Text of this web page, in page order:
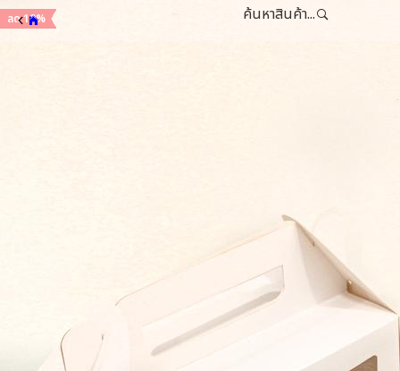
ค้นหาสินค้า...
ลด 15%
ลด 15%
ลด 15%
ลด 15%
ลด 15%
ลด 15%
ลด 15%
ลด 20%
ลด 20%
ลด 30%
ลด 30%
ลด 30%
ลด 30%
ลด 30%
ลด 30%
ลด 25%
ลด 40%
ลด 40%
ลด 40%
ลด 50%
ลด 50%
ลด 20%
ลด 20%
ลด 10%